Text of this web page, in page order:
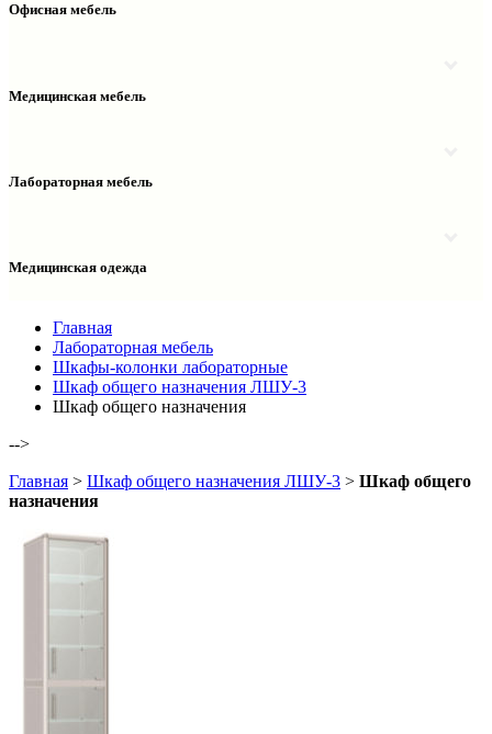
Офисная мебель
Надстройки
Столы рабочие
Шкафы колонки
Медицинская мебель
Шкафы колонки медицинские
Лабораторная мебель
Тумбы мойки лабораторные
Медицинская одежда
Главная
Лабораторная мебель
Шкафы-колонки лабораторные
Шкаф общего назначения ЛШУ-3
Шкаф общего назначения
-->
Главная > Шкаф общего назначения ЛШУ-3 > Шкаф общего
назначения